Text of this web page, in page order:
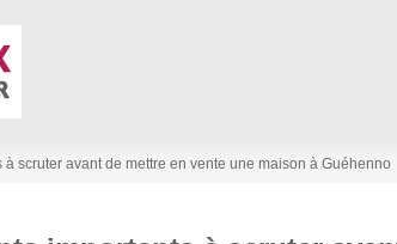
à scruter avant de mettre en vente une maison à Guéhenno